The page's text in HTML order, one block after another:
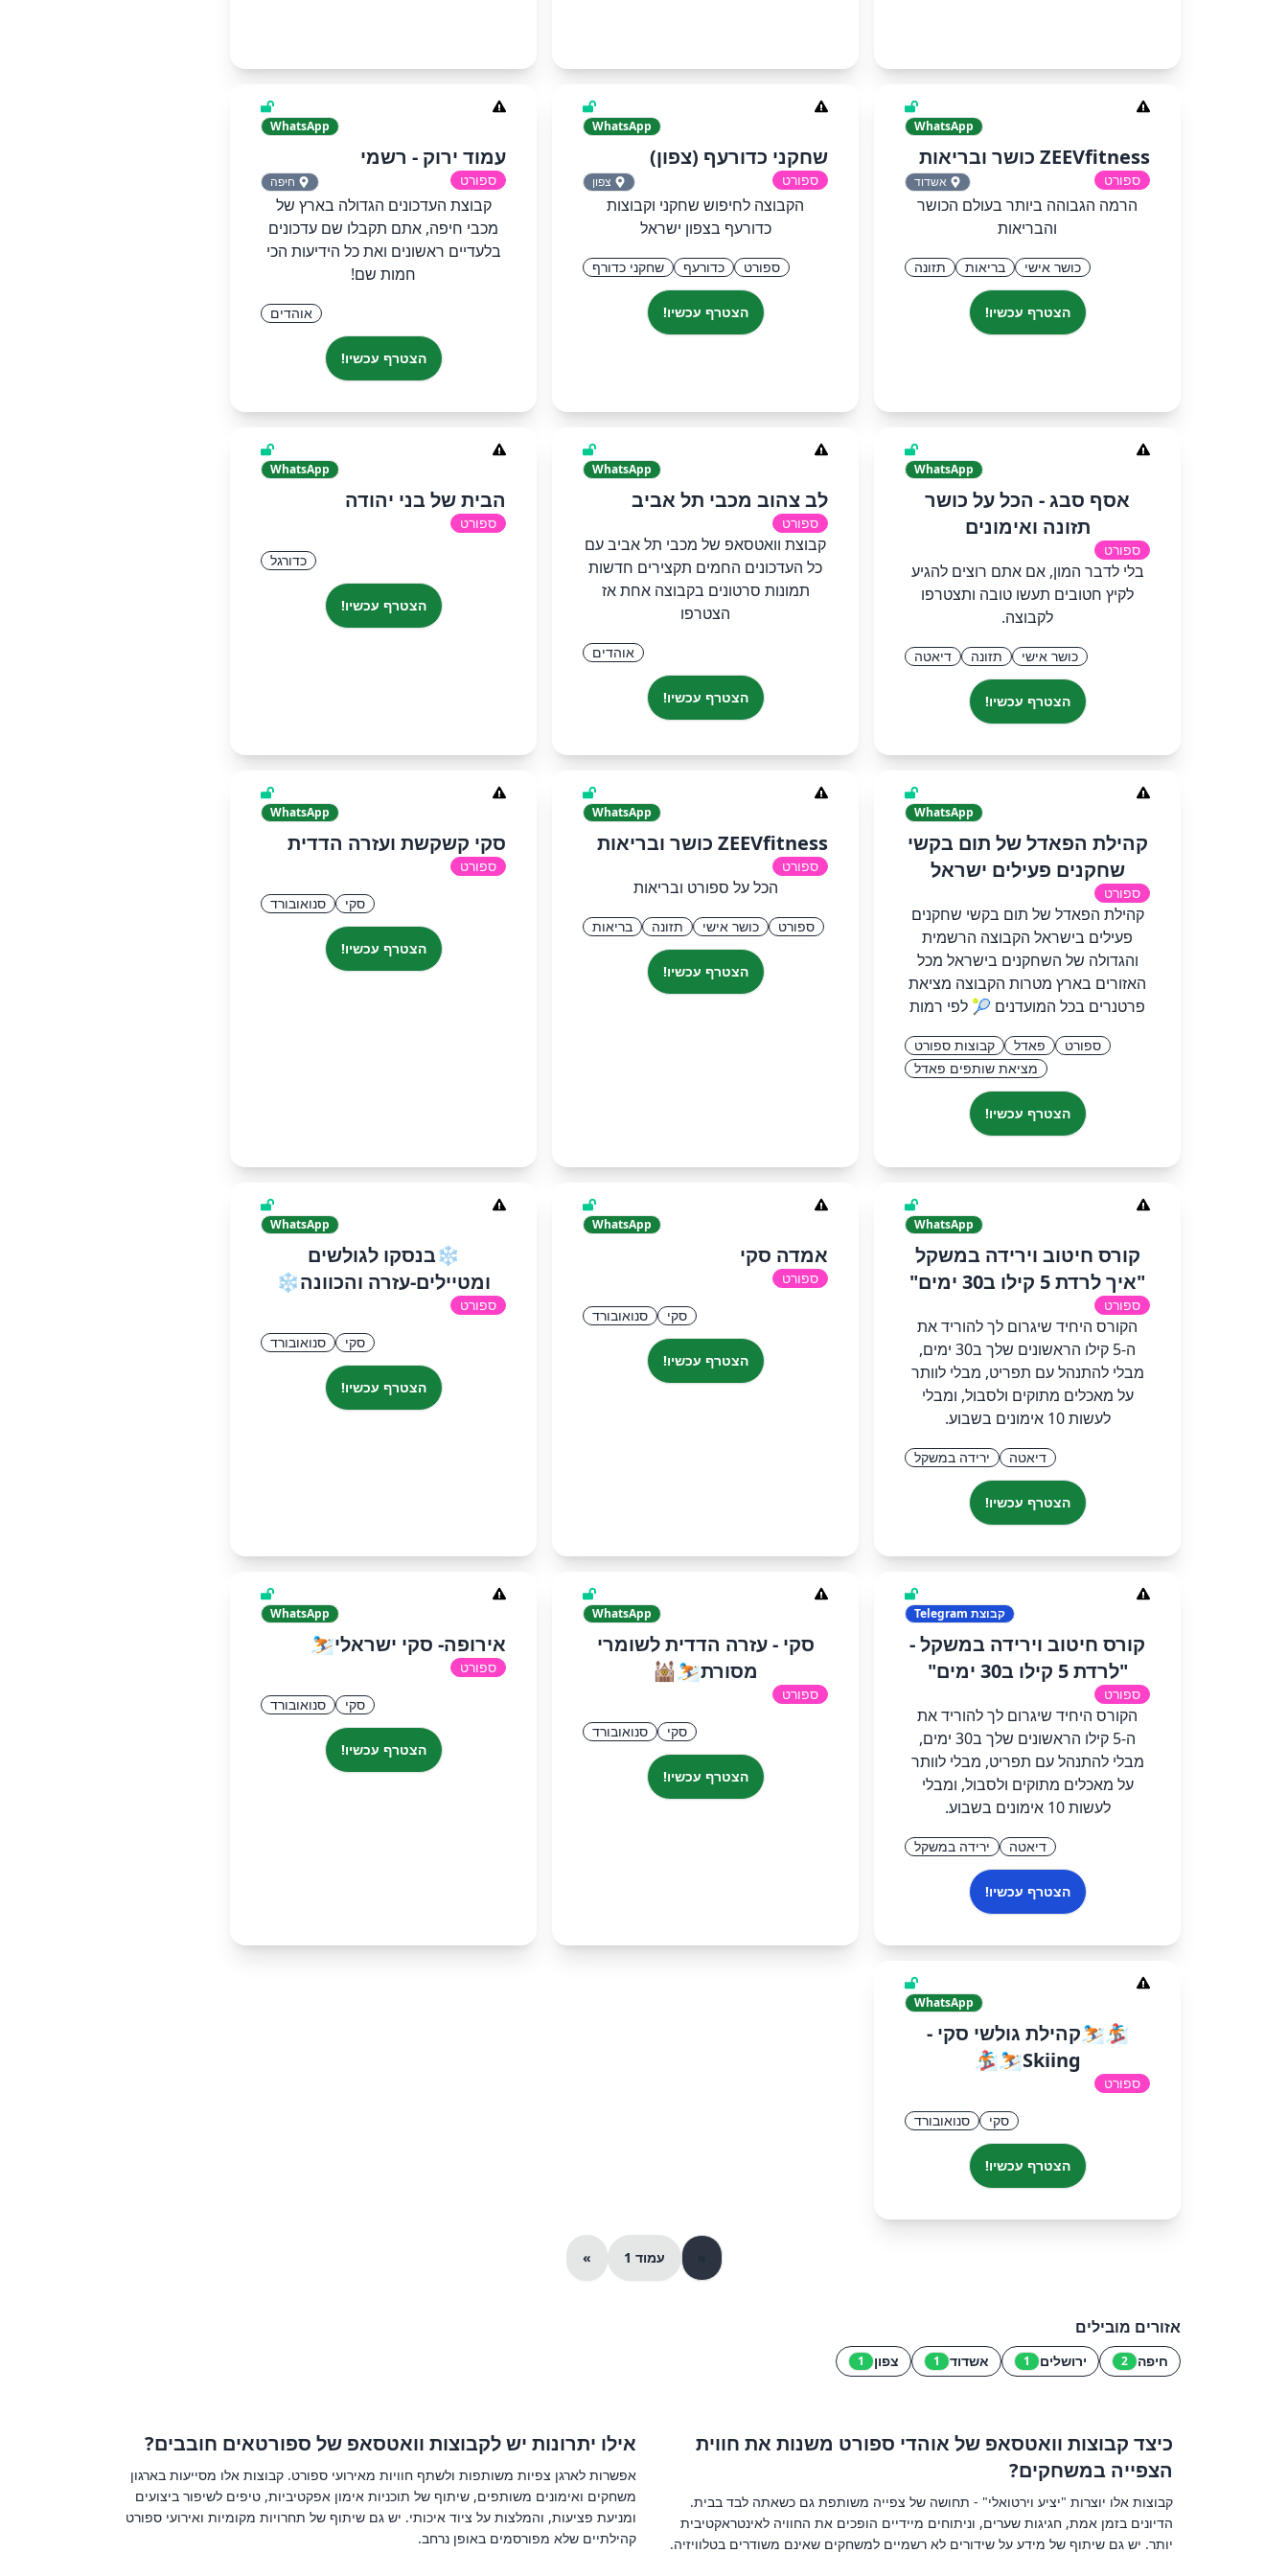
WhatsApp
ZEEVfitness כושר ובריאות
ספורט אשדוד
הרמה הגבוהה ביותר בעולם הכושר
והבריאות
כושר אישי בריאות תזונה
הצטרף עכשיו!
WhatsApp
שחקני כדורעף (צפון)
ספורט צפון
הקבוצה לחיפוש שחקני וקבוצות
כדורעף בצפון ישראל
ספורט כדורעף שחקני כדורף
הצטרף עכשיו!
WhatsApp
עמוד ירוק - רשמי
ספורט חיפה
קבוצת העדכונים הגדולה בארץ של
מכבי חיפה, אתם תקבלו שם עדכונים
בלעדיים ראשונים ואת כל הידיעות הכי
חמות שם!
אוהדים
הצטרף עכשיו!
WhatsApp
אסף סבג - הכל על כושר
תזונה ואימונים
ספורט
בלי לדבר המון, אם אתם רוצים להגיע
לקיץ חטובים תעשו טובה ותצטרפו
לקבוצה.
כושר אישי תזונה דיאטה
הצטרף עכשיו!
WhatsApp
לב צהוב מכבי תל אביב
ספורט
קבוצת וואטסאפ של מכבי תל אביב עם
כל העדכונים החמים תקצירים חדשות
תמונות סרטונים בקבוצה אחת אז
הצטרפו
אוהדים
הצטרף עכשיו!
WhatsApp
הבית של בני יהודה
ספורט
כדורגל
הצטרף עכשיו!
WhatsApp
קהילת הפאדל של תום בקשי
שחקנים פעילים ישראל
ספורט
קהילת הפאדל של תום בקשי שחקנים
פעילים בישראל הקבוצה הרשמית
והגדולה של השחקנים בישראל מכל
האזורים בארץ מטרות הקבוצה מציאת
פרטנרים בכל המועדנים 🎾 לפי רמות
ספורט פאדל
קבוצות ספורט
מציאת שותפים פאדל
הצטרף עכשיו!
WhatsApp
ZEEVfitness כושר ובריאות
ספורט
הכל על ספורט ובריאות
ספורט כושר אישי תזונה בריאות
הצטרף עכשיו!
WhatsApp
סקי קשקשת ועזרה הדדית
ספורט
סקי סנואובורד
הצטרף עכשיו!
WhatsApp
קורס חיטוב וירידה במשקל
"איך לרדת 5 קילו ב30 ימים"
ספורט
הקורס היחיד שיגרום לך להוריד את
ה-5 קילו הראשונים שלך ב30 ימים,
מבלי להתנהל עם תפריט, מבלי לוותר
על מאכלים מתוקים ולסבול, ומבלי
לעשות 10 אימונים בשבוע.
דיאטה ירידה במשקל
הצטרף עכשיו!
WhatsApp
אמדה סקי
ספורט
סקי סנואובורד
הצטרף עכשיו!
WhatsApp
❄בנסקו לגולשים
ומטיילים-עזרה והכוונה❄
ספורט
סקי סנואובורד
הצטרף עכשיו!
קבוצת
קורס חיטוב וירידה במשקל -
"לרדת 5 קילו ב30 ימים"
ספורט
הקורס היחיד שיגרום לך להוריד את
ה-5 קילו הראשונים שלך ב30 ימים,
מבלי להתנהל עם תפריט, מבלי לוותר
על מאכלים מתוקים ולסבול, ומבלי
לעשות 10 אימונים בשבוע.
דיאטה ירידה במשקל
הצטרף עכשיו!
WhatsApp
סקי - עזרה הדדית לשומרי
מסורת⛷️🕍
ספורט
סקי סנואובורד
הצטרף עכשיו!
WhatsApp
אירופה- סקי ישראלי⛷️
ספורט
סקי סנואובורד
הצטרף עכשיו!
WhatsApp
🏂⛷️קהילת גולשי סקי -
Skiing⛷️🏂
ספורט
סקי סנואובורד
הצטרף עכשיו!
עמוד 1 »
אזורים מובילים
חיפה 2 ירושלים 1 אשדוד 1 צפון 1
כיצד קבוצות וואטסאפ של אוהדי ספורט משנות את חווית
הצפייה במשחקים?
קבוצות אלו יוצרות "יציע וירטואלי" - תחושה של צפייה משותפת גם כשאתה לבד בבית.
הדיונים בזמן אמת, חגיגות שערים, וניתוחים מיידיים הופכים את החוויה לאינטראקטיבית
יותר. יש גם שיתוף של מידע על שידורים לא רשמיים למשחקים שאינם משודרים בטלוויזיה.
אילו יתרונות יש לקבוצות וואטסאפ של ספורטאים חובבים?
אפשרות לארגן צפיות משותפות ולשתף חוויות מאירועי ספורט. קבוצות אלו מסייעות בארגון
משחקים ואימונים משותפים, שיתוף של תוכניות אימון אפקטיביות, טיפים לשיפור ביצועים
ומניעת פציעות, והמלצות על ציוד איכותי. יש גם שיתוף של תחרויות מקומיות ואירועי ספורט
קהילתיים שלא מפורסמים באופן נרחב.